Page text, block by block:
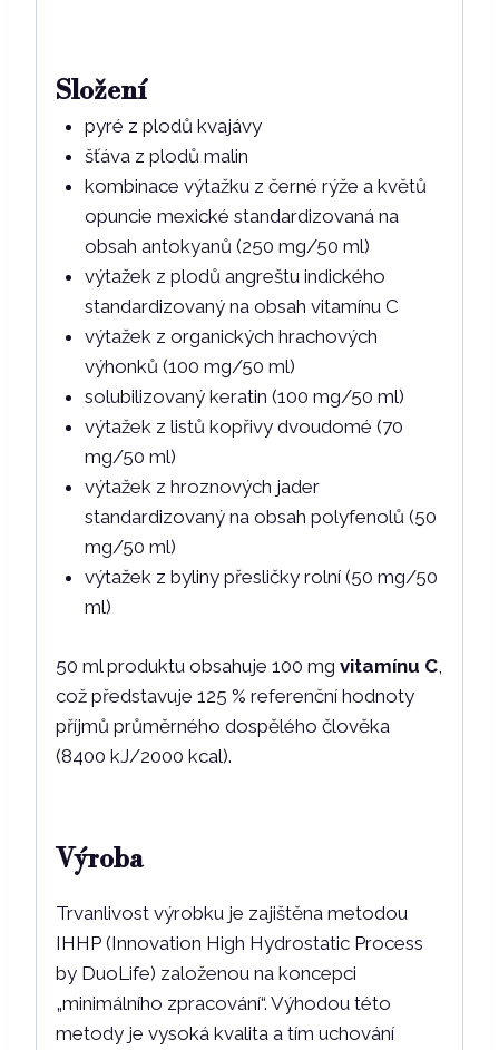
Složení
pyré z plodů kvajávy
šťáva z plodů malin
kombinace výtažku z černé rýže a květů
opuncie mexické standardizovaná na
obsah antokyanů (250 mg/50 ml)
výtažek z plodů angreštu indického
standardizovaný na obsah vitamínu C
výtažek z organických hrachových
výhonků (100 mg/50 ml)
solubilizovaný keratin (100 mg/50 ml)
výtažek z listů kopřivy dvoudomé (70
mg/50 ml)
výtažek z hroznových jader
standardizovaný na obsah polyfenolů (50
mg/50 ml)
výtažek z byliny přesličky rolní (50 mg/50
ml)
50 ml produktu obsahuje 100 mg vitamínu C
což představuje 125 % referenční hodnoty
příjmů průměrného dospělého člověka
(8400 kJ/2000 kcal).
Výroba
Trvanlivost výrobku je zajištěna metodou
IHHP (Innovation High Hydrostatic Process
by DuoLife) založenou na koncepci
„minimálního zpracování“. Výhodou této
metody je vysoká kvalita a tím uchování